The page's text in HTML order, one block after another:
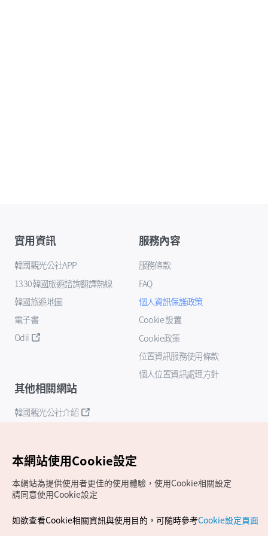
實用資訊
韓國觀光公社APP
1330韓國旅遊諮詢翻譯熱線
韓國旅遊地圖
電子書
Odii
服務內容
服務條款
FAQ
個人資訊保護政策
Cookie 設置
Cookie政策
位置資訊服務使用條款
個人位置資訊處理方針
其他相關網站
韓國觀光公社介紹
Copyrights (c) 韓國觀光公社版權所有
本網站使用Cookie設定
本網站為提供使用者更佳的使用體驗，使用Cookie相關設定
請同意使用Cookie設定
如欲查看Cookie相關資訊與使用目的，可隨時參考Cookie設定頁面